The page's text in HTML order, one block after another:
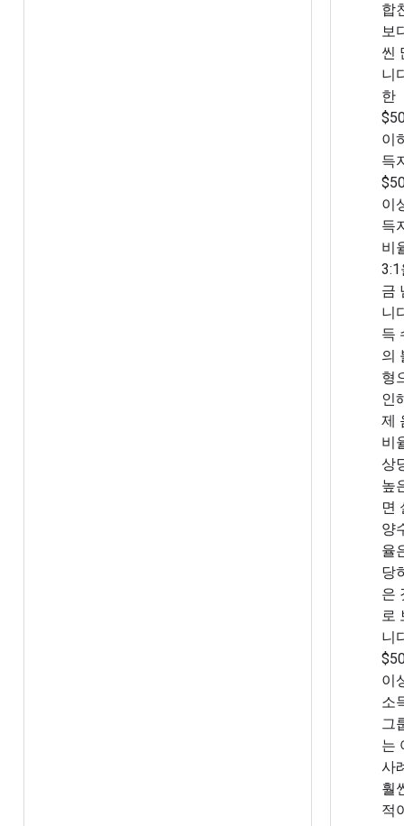
합
보
씬
니
한
이
득
이
득
비
3:1
금
니
득
의
형
인
제
비
상
높
면
양
율
당
은
로
니
이
소
그
는
사
훨
적